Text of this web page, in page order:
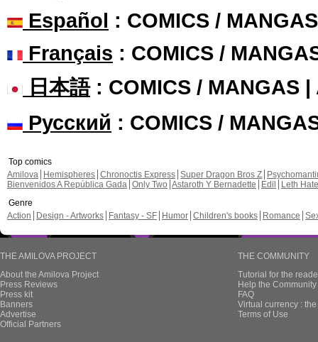
Español : COMICS /
Français : COMICS /
日本語: COMICS / MANGAS |
Русский : COMICS /
Top comics
Amilova
Hemispheres Chronoctis Express Super Dragon Bros Z
Bienvenidos A República Gada Only Two Astaroth Y Bernadette Edil
Leth Hate
Genre
Action
Design - Artworks Fantasy - SF Humor Children's books Romance
THE AMILOVA PROJECT
About the Amilova Project
Press Reviews
Press kit
Banners
Advertise
Official Partners
THE COMMUNITY
Tutorial for the
Help the
FAQ
Virtual currency :
Terms of Use